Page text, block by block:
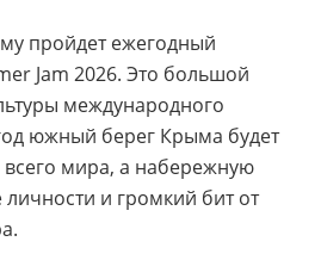
пройдет ежегодный
Jam 2026. Это большой
международного
южный берег Крыма будет
всего мира, а набережную
и громкий бит от